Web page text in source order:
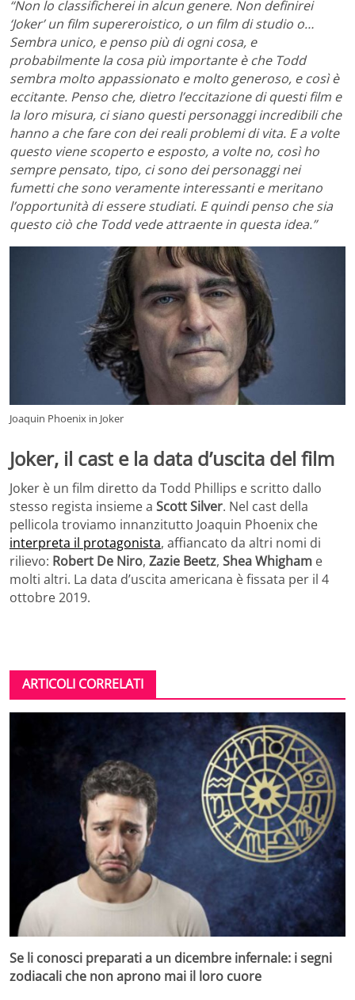
“Non lo classificherei in alcun genere. Non definirei
‘Joker’ un film supereroistico, o un film di studio o…
Sembra unico, e penso più di ogni cosa, e
probabilmente la cosa più importante è che Todd
sembra molto appassionato e molto generoso, e così è
eccitante. Penso che, dietro l’eccitazione di questi film e
la loro misura, ci siano questi personaggi incredibili che
hanno a che fare con dei reali problemi di vita. E a volte
questo viene scoperto e esposto, a volte no, così ho
sempre pensato, tipo, ci sono dei personaggi nei
fumetti che sono veramente interessanti e meritano
l’opportunità di essere studiati. E quindi penso che sia
questo ciò che Todd vede attraente in questa idea.”
Joaquin Phoenix in Joker
Joker, il cast e la data d’uscita del film
Joker è un film diretto da Todd Phillips e scritto dallo
stesso regista insieme a Scott Silver. Nel cast della
pellicola troviamo innanzitutto Joaquin Phoenix che
interpreta il protagonista, affiancato da altri nomi di
rilievo: Robert De Niro, Zazie Beetz, Shea Whigham e
molti altri. La data d’uscita americana è fissata per il 4
ottobre 2019.
ARTICOLI CORRELATI
Se li conosci preparati a un dicembre infernale: i segni
zodiacali che non aprono mai il loro cuore